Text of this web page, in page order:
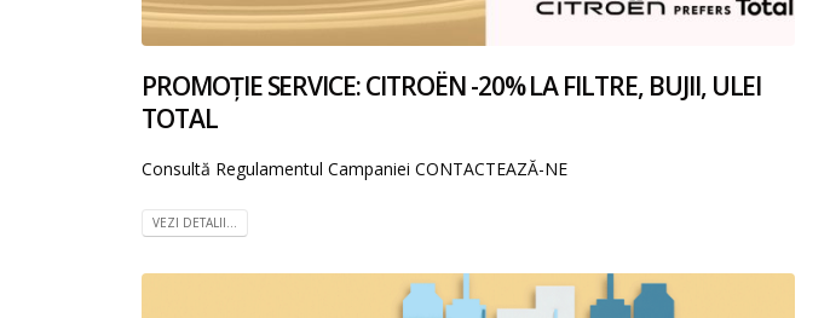
PROMOȚIE SERVICE: CITROËN -20% LA FILTRE, BUJII, ULEI
TOTAL
Consultă Regulamentul Campaniei CONTACTEAZĂ-NE
VEZI DETALII...